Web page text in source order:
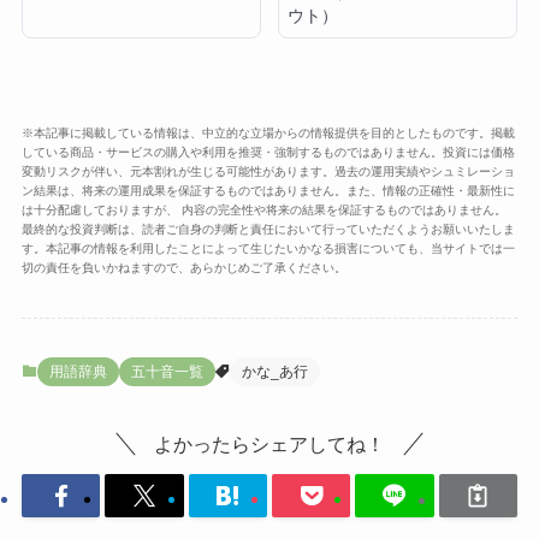
ウト）
※本記事に掲載している情報は、中立的な立場からの情報提供を目的としたものです。掲載
している商品・サービスの購入や利用を推奨・強制するものではありません。投資には価格
変動リスクが伴い、元本割れが生じる可能性があります。過去の運用実績やシュミレーショ
ン結果は、将来の運用成果を保証するものではありません。また、情報の正確性・最新性に
は十分配慮しておりますが、 内容の完全性や将来の結果を保証するものではありません。
最終的な投資判断は、読者ご自身の判断と責任において行っていただくようお願いいたしま
す。本記事の情報を利用したことによって生じたいかなる損害についても、当サイトでは一
切の責任を負いかねますので、あらかじめご了承ください。
用語辞典 五十音一覧 かな_あ行
よかったらシェアしてね！